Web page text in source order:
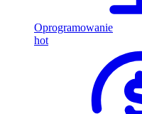
Oprogramowanie
hot